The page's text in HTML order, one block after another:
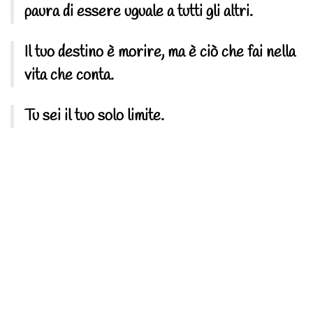
paura di essere uguale a tutti gli altri.
Il tuo destino è morire, ma è ciò che fai nella
vita che conta.
Tu sei il tuo solo limite.